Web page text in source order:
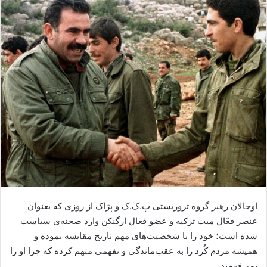
ا
ی
م
ی
ل
اوجالان رهبر گروه تروریستی پ.ک.ک و پژاک از روزی که بعنوان
عنصر فعّال میت ترکیه و عضو فعال ارگنکن وارد صحنه‌ی سیاست
شده است؛ خود را با شخصیت‌های مهم تاریخ مقایسه نموده و
همیشه مردم کُرد را به عقب‌ماندگی و نفهمی متهم کرده که چرا او را